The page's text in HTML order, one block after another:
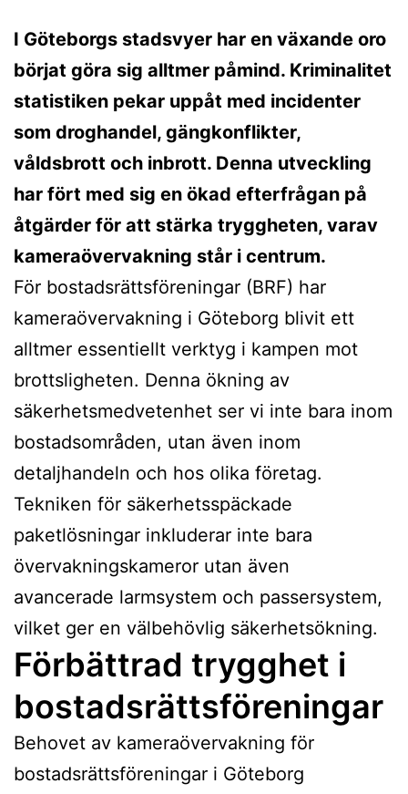
I Göteborgs stadsvyer har en växande oro
börjat göra sig alltmer påmind. Kriminalitet
statistiken pekar uppåt med incidenter
som droghandel, gängkonflikter,
våldsbrott och inbrott. Denna utveckling
har fört med sig en ökad efterfrågan på
åtgärder för att stärka tryggheten, varav
kameraövervakning står i centrum.
För bostadsrättsföreningar (BRF) har
kameraövervakning i Göteborg blivit ett
alltmer essentiellt verktyg i kampen mot
brottsligheten. Denna ökning av
säkerhetsmedvetenhet ser vi inte bara inom
bostadsområden, utan även inom
detaljhandeln och hos olika företag.
Tekniken för säkerhetsspäckade
paketlösningar inkluderar inte bara
övervakningskameror utan även
avancerade larmsystem och passersystem,
vilket ger en välbehövlig säkerhetsökning.
Förbättrad trygghet i
bostadsrättsföreningar
Behovet av kameraövervakning för
bostadsrättsföreningar i Göteborg